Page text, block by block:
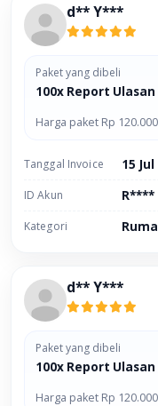
d** Y***
Paket yang dibeli
100x Report Ulasan
Harga paket Rp 120.000
Tanggal Invoice 15
ID Akun
Kategori
d** Y***
Paket yang dibeli
100x Report Ulasan
Harga paket Rp 120.000